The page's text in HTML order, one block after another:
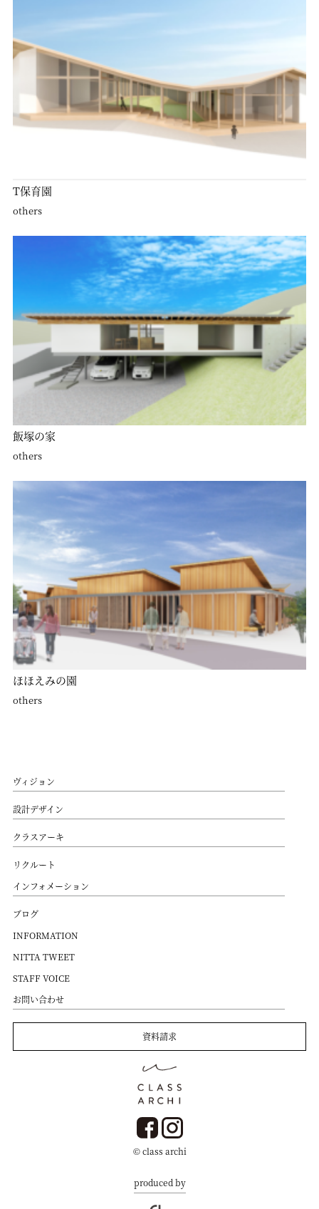
T保育園
others
飯塚の家
others
ほほえみの園
others
ヴィジョン
設計デザイン
クラスアーキ
リクルート
インフォメーション
ブログ
INFORMATION
NITTA TWEET
STAFF VOICE
お問い合わせ
資料請求
© class archi
produced by